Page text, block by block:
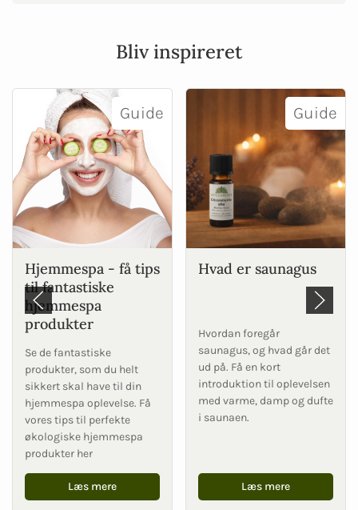
Bliv inspireret
Guide
Hjemmespa - få tips
til fantastiske
hjemmespa
produkter
Se de fantastiske
produkter, som du helt
sikkert skal have til din
hjemmespa oplevelse. Få
vores tips til perfekte
økologiske hjemmespa
produkter her
Læs mere
Guide
Hvad er saunagus
Hvordan foregår
saunagus, og hvad går det
ud på. Få en kort
introduktion til oplevelsen
med varme, damp og dufte
i saunaen.
Læs mere